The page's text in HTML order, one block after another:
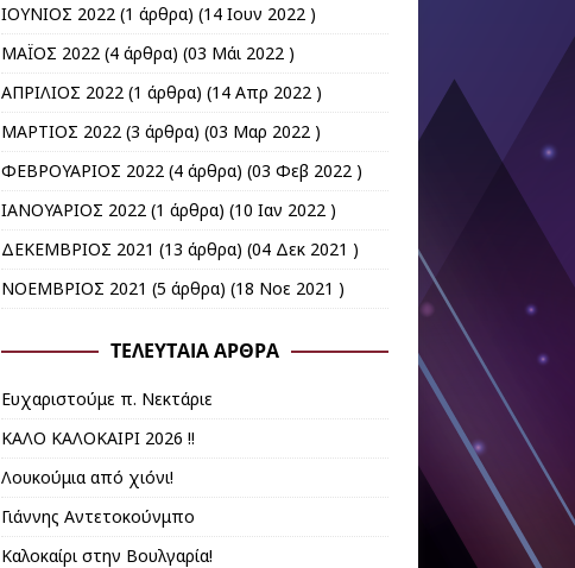
ΙΟΥΝΙΟΣ 2022 (1 άρθρα) (14 Ιουν 2022 )
ΜΑΪΟΣ 2022 (4 άρθρα) (03 Μάι 2022 )
ΑΠΡΙΛΙΟΣ 2022 (1 άρθρα) (14 Απρ 2022 )
ΜΑΡΤΙΟΣ 2022 (3 άρθρα) (03 Μαρ 2022 )
ΦΕΒΡΟΥΑΡΙΟΣ 2022 (4 άρθρα) (03 Φεβ 2022 )
ΙΑΝΟΥΑΡΙΟΣ 2022 (1 άρθρα) (10 Ιαν 2022 )
ΔΕΚΕΜΒΡΙΟΣ 2021 (13 άρθρα) (04 Δεκ 2021 )
ΝΟΕΜΒΡΙΟΣ 2021 (5 άρθρα) (18 Νοε 2021 )
ΤΕΛΕΥΤΑΊΑ ΆΡΘΡΑ
Ευχαριστούμε π. Νεκτάριε
ΚΑΛΟ ΚΑΛΟΚΑΙΡΙ 2026 !!
Λουκούμια από χιόνι!
Γιάννης Αντετοκούνμπο
Καλοκαίρι στην Βουλγαρία!